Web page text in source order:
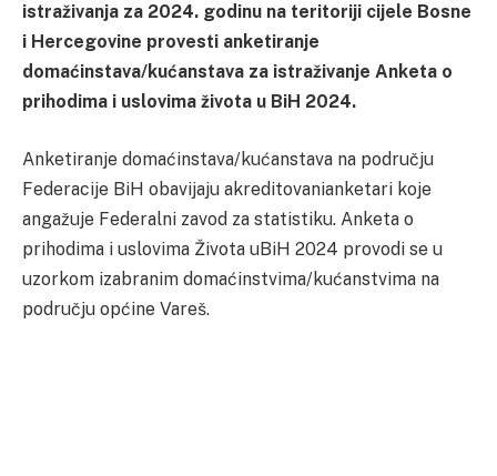
istraživanja za 2024. godinu na teritoriji cijele Bosne
i Hercegovine provesti anketiranje
domaćinstava/kućanstava za istraživanje Anketa o
prihodima i uslovima života u BiH 2024.
Anketiranje domaćinstava/kućanstava na području
Federacije BiH obavijaju akreditovanianketari koje
angažuje Federalni zavod za statistiku. Anketa o
prihodima i uslovima Života uBiH 2024 provodi se u
uzorkom izabranim domaćinstvima/kućanstvima na
području općine Vareš.